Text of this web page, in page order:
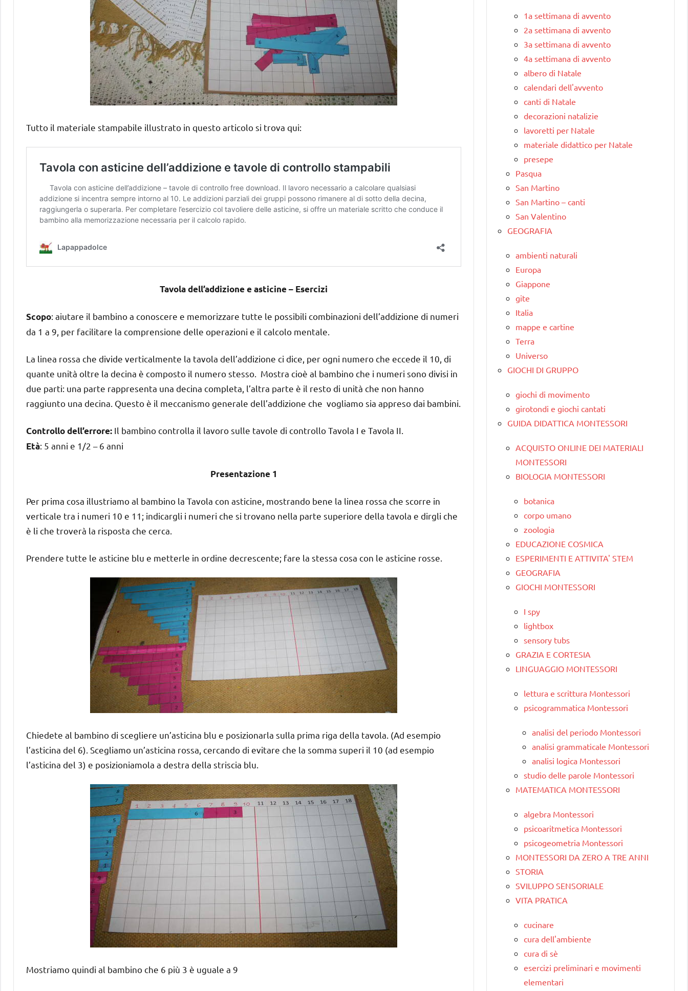
Tutto il materiale stampabile illustrato in questo articolo si trova qui:
Tavola dell’addizione e asticine – Esercizi
Scopo: aiutare il bambino a conoscere e memorizzare tutte le possibili combinazioni dell’addizione di numeri
da 1 a 9, per facilitare la comprensione delle operazioni e il calcolo mentale.
La linea rossa che divide verticalmente la tavola dell’addizione ci dice, per ogni numero che eccede il 10, di
quante unità oltre la decina è composto il numero stesso. Mostra cioè al bambino che i numeri sono divisi in
due parti: una parte rappresenta una decina completa, l’altra parte è il resto di unità che non hanno
raggiunto una decina. Questo è il meccanismo generale dell’addizione che vogliamo sia appreso dai bambini.
Controllo dell’errore: Il bambino controlla il lavoro sulle tavole di controllo Tavola I e Tavola II.
Età: 5 anni e 1/2 – 6 anni
Presentazione 1
Per prima cosa illustriamo al bambino la Tavola con asticine, mostrando bene la linea rossa che scorre in
verticale tra i numeri 10 e 11; indicargli i numeri che si trovano nella parte superiore della tavola e dirgli che
è li che troverà la risposta che cerca.
Prendere tutte le asticine blu e metterle in ordine decrescente; fare la stessa cosa con le asticine rosse.
Chiedete al bambino di scegliere un’asticina blu e posizionarla sulla prima riga della tavola. (Ad esempio
l’asticina del 6). Scegliamo un’asticina rossa, cercando di evitare che la somma superi il 10 (ad esempio
l’asticina del 3) e posizioniamola a destra della striscia blu.
Mostriamo quindi al bambino che 6 più 3 è uguale a 9
1a settimana di avvento
2a settimana di avvento
3a settimana di avvento
4a settimana di avvento
albero di Natale
calendari dell'avvento
canti di Natale
decorazioni natalizie
lavoretti per Natale
materiale didattico per Natale
presepe
Pasqua
San Martino
San Martino – canti
San Valentino
GEOGRAFIA
ambienti naturali
Europa
Giappone
gite
Italia
mappe e cartine
Terra
Universo
GIOCHI DI GRUPPO
giochi di movimento
girotondi e giochi cantati
GUIDA DIDATTICA MONTESSORI
ACQUISTO ONLINE DEI MATERIALI
MONTESSORI
BIOLOGIA MONTESSORI
botanica
corpo umano
zoologia
EDUCAZIONE COSMICA
ESPERIMENTI E ATTIVITA' STEM
GEOGRAFIA
GIOCHI MONTESSORI
I spy
lightbox
sensory tubs
GRAZIA E CORTESIA
LINGUAGGIO MONTESSORI
lettura e scrittura Montessori
psicogrammatica Montessori
analisi del periodo Montessori
analisi grammaticale Montessori
analisi logica Montessori
studio delle parole Montessori
MATEMATICA MONTESSORI
algebra Montessori
psicoaritmetica Montessori
psicogeometria Montessori
MONTESSORI DA ZERO A TRE ANNI
STORIA
SVILUPPO SENSORIALE
VITA PRATICA
cucinare
cura dell'ambiente
cura di sè
esercizi preliminari e movimenti
elementari